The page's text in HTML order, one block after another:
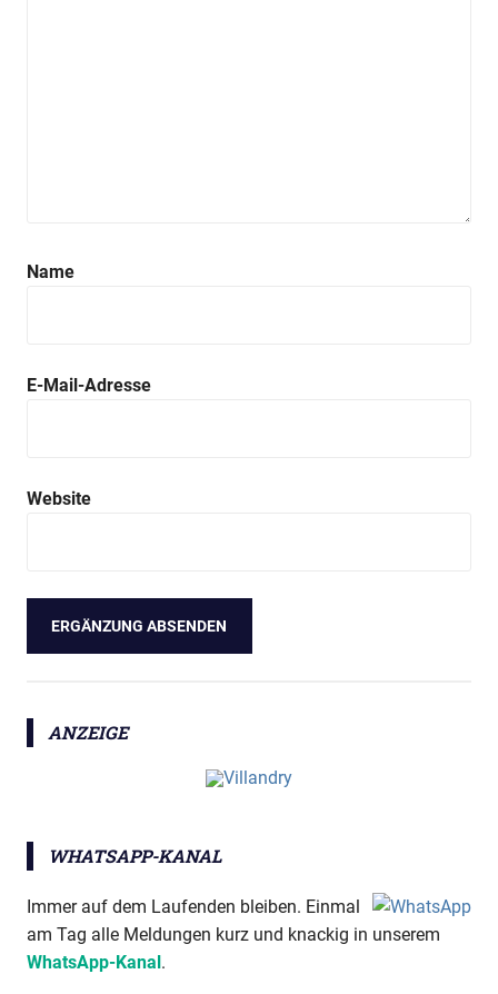
Name
E-Mail-Adresse
Website
ANZEIGE
WHATSAPP-KANAL
Immer auf dem Laufenden bleiben. Einmal
am Tag alle Meldungen kurz und knackig in unserem
WhatsApp-Kanal .